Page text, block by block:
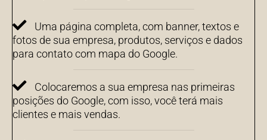
Uma página completa, com banner, textos e
fotos de sua empresa, produtos, serviços e dados
para contato com mapa do Google.
Colocaremos a sua empresa nas primeiras
posições do Google, com isso, você terá mais
clientes e mais vendas.